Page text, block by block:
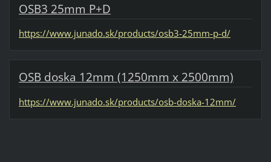
OSB3 25mm P+D
https://www.junado.sk/products/osb3-25mm-p-d/
OSB doska 12mm (1250mm x 2500mm)
https://www.junado.sk/products/osb-doska-12mm/